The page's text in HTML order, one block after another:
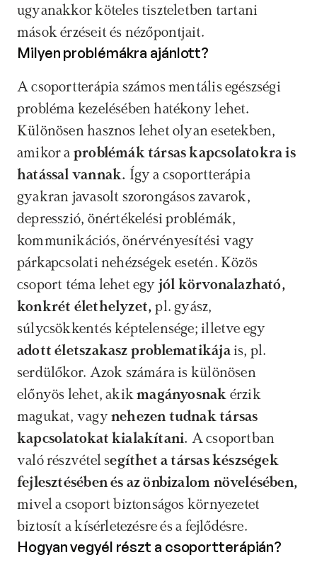
ugyanakkor köteles tiszteletben tartani
mások érzéseit és nézőpontjait.
Milyen problémákra ajánlott?
A csoportterápia számos mentális egészségi
probléma kezelésében hatékony lehet.
Különösen hasznos lehet olyan esetekben,
amikor a problémák társas kapcsolatokra is
hatással vannak. Így a csoportterápia
gyakran javasolt szorongásos zavarok,
depresszió, önértékelési problémák,
kommunikációs, önérvényesítési vagy
párkapcsolati nehézségek esetén. Közös
csoport téma lehet egy jól körvonalazható,
konkrét élethelyzet, pl. gyász,
adott életszakasz problematikája is, pl.
serdülőkor. Azok számára is különösen
előnyös lehet, akik magányosnak érzik
magukat, vagy nehezen tudnak társas
kapcsolatokat kialakítani. A csoportban
való részvétel segíthet a társas készségek
fejlesztésében és az önbizalom növelésében,
mivel a csoport biztonságos környezetet
biztosít a kísérletezésre és a fejlődésre.
Hogyan vegyél részt a csoportterápián?